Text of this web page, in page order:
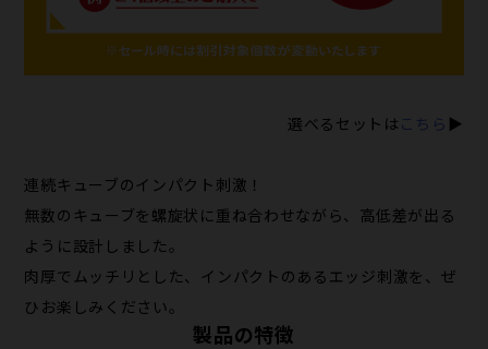
選べるセットは こちら ▶
連続キューブのインパクト刺激！
無数のキューブを螺旋状に重ね合わせながら、高低差が出る
ように設計しました。
肉厚でムッチリとした、インパクトのあるエッジ刺激を、ぜ
ひお楽しみください。
製品の特徴